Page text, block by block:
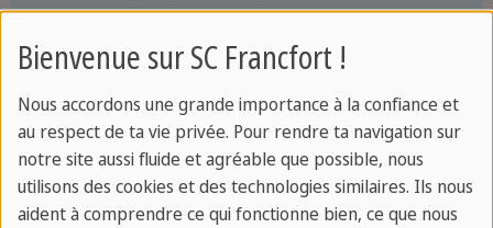
les heures de cours
peuvent être organisées de manière
flexible, tout comme le contenu de
l'apprentissage. Une heure de cours dure 45
minutes.
Bienvenue sur SC Francfort !
Nous accordons une grande importance à la confiance et
au respect de ta vie privée. Pour rendre ta navigation sur
notre site aussi fluide et agréable que possible, nous
utilisons des cookies et des technologies similaires. Ils nous
aident à comprendre ce qui fonctionne bien, ce que nous